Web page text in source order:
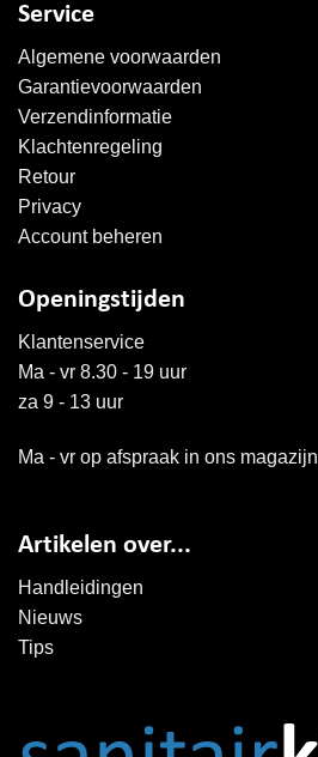
Service
Algemene voorwaarden
Garantievoorwaarden
Verzendinformatie
Klachtenregeling
Retour
Privacy
Account beheren
Openingstijden
Klantenservice
Ma - vr 8.30 - 19 uur
za 9 - 13 uur
Ma - vr op afspraak in ons
Artikelen over...
Handleidingen
Nieuws
Tips